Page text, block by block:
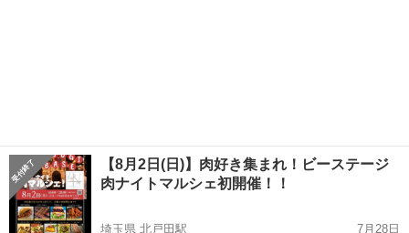
【8月2日(日)】肉好き集まれ！ビーステージ
肉ナイトマルシェ初開催！！
埼玉県 北戸田駅
7月28日